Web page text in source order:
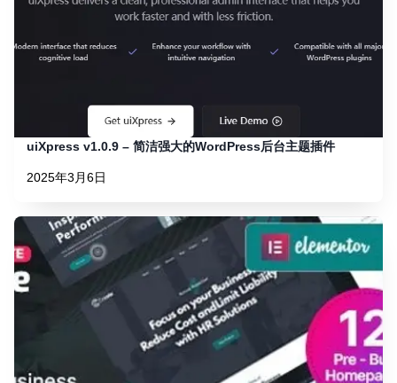
uiXpress v1.0.9 – 简洁强大的WordPress后台主题插件
2025年3月6日